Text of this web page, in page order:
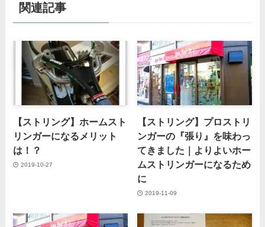
関連記事
【ストリング】ホームスト
リンガーになるメリット
は！？
2019-10-27
【ストリング】プロストリ
ンガーの『張り』を味わっ
てきました｜よりよいホー
ムストリンガーになるため
に
2019-11-09